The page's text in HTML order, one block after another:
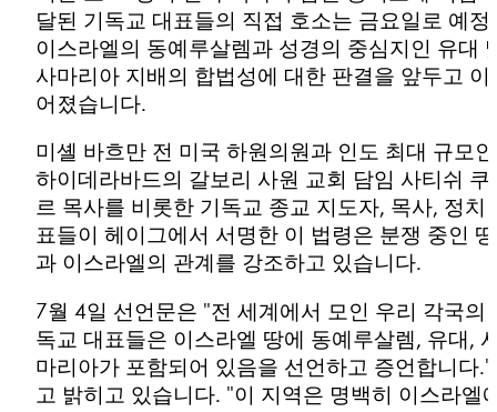
달된 기독교 대표들의 직접 호소는 금요일로 예정
이스라엘의 동예루살렘과 성경의 중심지인 유대
사마리아 지배의 합법성에 대한 판결을 앞두고 이
어졌습니다.
미셸 바흐만 전 미국 하원의원과 인도 최대 규모인
하이데라바드의 갈보리 사원 교회 담임 사티쉬 쿠
르 목사를 비롯한 기독교 종교 지도자, 목사, 정치
표들이 헤이그에서 서명한 이 법령은 분쟁 중인 땅
과 이스라엘의 관계를 강조하고 있습니다.
7월 4일 선언문은 "전 세계에서 모인 우리 각국의
독교 대표들은 이스라엘 땅에 동예루살렘, 유대,
마리아가 포함되어 있음을 선언하고 증언합니다."
고 밝히고 있습니다. "이 지역은 명백히 이스라엘